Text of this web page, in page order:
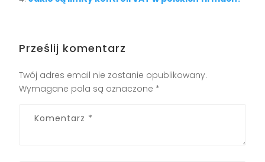
Prześlij komentarz
Twój adres email nie zostanie opublikowany.
Wymagane pola są oznaczone *